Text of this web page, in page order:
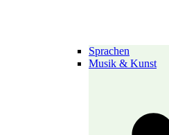
Sprachen
Musik & Kunst